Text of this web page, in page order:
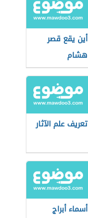
أين يقع قصر
هشام
تعريف علم الآثار
أسماء أبراج